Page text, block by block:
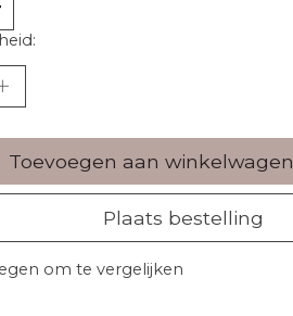
Toevoegen aan winkelwagen
Plaats bestelling
om te vergelijken